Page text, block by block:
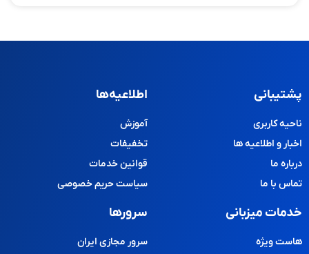
پشتیبانی
ناحیه کاربری
اخبار و اطلاعیه ها
درباره ما
تماس با ما
اطلاعیه‌ها
آموزش
تخفیفات
قوانین خدمات
سیاست حریم خصوصی
خدمات میزبانی
هاست ویژه
سرورها
سرور مجازی ایران